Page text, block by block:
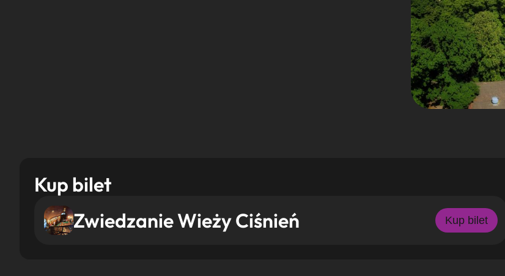
Kup bilet
Zwiedzanie Wieży Ciśnień
Kup bilet